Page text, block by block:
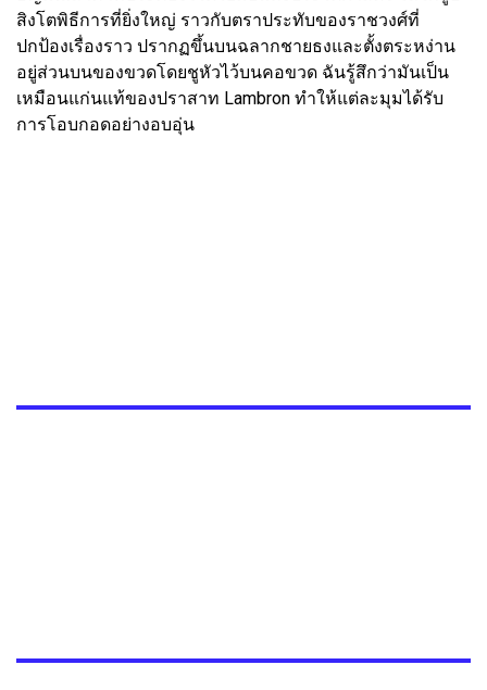
สิงโตพิธีการที่ยิ่งใหญ่ ราวกับตราประทับของราชวงศ์ที่
ปกป้องเรื่องราว ปรากฏขึ้นบนฉลากชายธงและตั้งตระหง่าน
อยู่ส่วนบนของขวดโดยชูหัวไว้บนคอขวด ฉันรู้สึกว่ามันเป็น
เหมือนแก่นแท้ของปราสาท Lambron ทำให้แต่ละมุมได้รับ
การโอบกอดอย่างอบอุ่น